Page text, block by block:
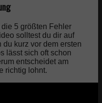
die 5 größten Fehler
solltest du dir auf
kurz vor dem ersten
lässt sich oft schon
entscheidet am
richtig lohnt.